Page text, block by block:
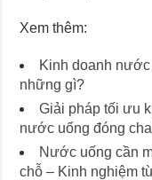
Xem thêm:
Kinh doanh
những gì?
Giải pháp tối ưu
nước uống đóng
Nước uống cần
chỗ – Kinh nghiệm